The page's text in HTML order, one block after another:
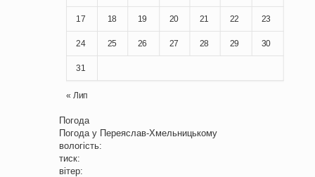
17 18 19 20 21 22 23
24 25 26 27 28 29 30
31
« Лип
Погода
Погода у Переяслав-Хмельницькому
вологість:
тиск:
вітер: